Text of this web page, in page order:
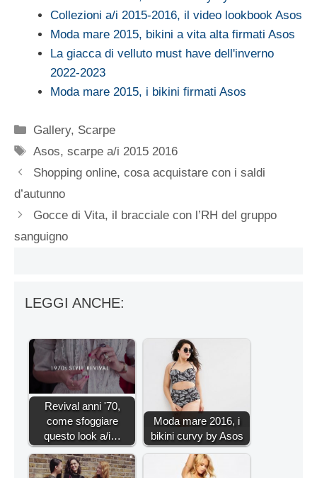
Collezioni a/i 2015-2016, il video lookbook Asos
Moda mare 2015, bikini a vita alta firmati Asos
La giacca di velluto must have dell'inverno
2022-2023
Moda mare 2015, i bikini firmati Asos
Categorie
Gallery, Scarpe
Tag
Asos,scarpe a/i 2015 2016
Shopping online, cosa acquistare con i saldi
d’autunno
Gocce di Vita, il bracciale con l’RH del gruppo
sanguigno
LEGGI ANCHE:
Revival anni '70,
come sfoggiare
questo look a/i…
Moda mare 2016, i
bikini curvy by Asos